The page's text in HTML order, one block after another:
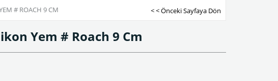
# ROACH 9 CM < < Önceki Sayfaya Dön
Yem # Roach 9 Cm